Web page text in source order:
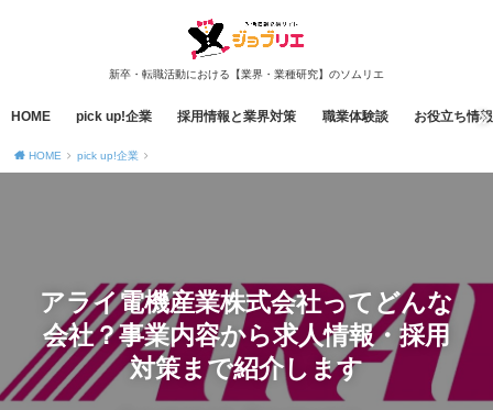
新卒・転職活動における【業界・業種研究】のソムリエ
HOME pick up!企業 採用情報と業界対策 職業体験談 お役立ち情報
HOME pick up!企業
アライ電機産業株式会社ってどんな
会社？事業内容から求人情報・採用
対策まで紹介します